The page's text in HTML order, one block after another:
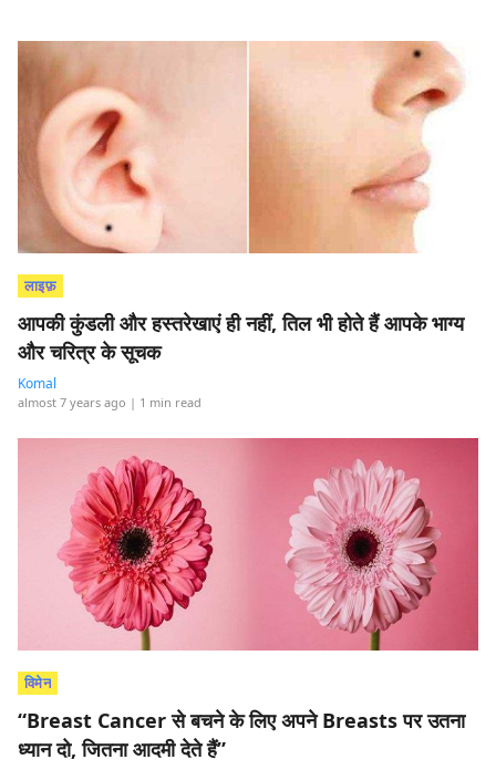
लाइफ़
आपकी कुंडली और हस्तरेखाएं ही नहीं, तिल भी होते हैं आपके भाग्य
और चरित्र के सूचक
Komal
almost 7 years ago | 1 min read
विमेन
“Breast Cancer से बचने के लिए अपने Breasts पर उतना
ध्यान दो, जितना आदमी देते हैं”